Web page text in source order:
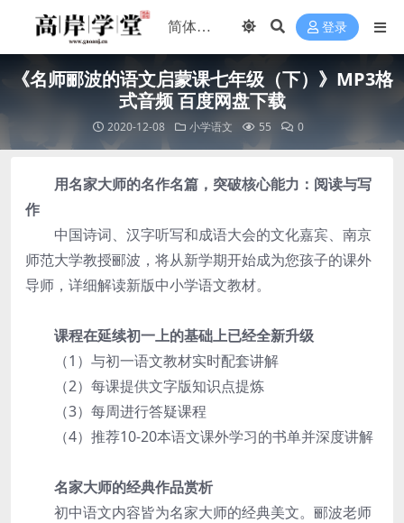
登录
《名师郦波的语文启蒙课七年级（下）》MP3格
式音频 百度网盘下载
2020-12-08 小学语文 55 0
用名家大师的名作名篇，突破核心能力：阅读与写
作
中国诗词、汉字听写和成语大会的文化嘉宾、南京
师范大学教授郦波，将从新学期开始成为您孩子的课外
导师，详细解读新版中小学语文教材。
课程在延续初一上的基础上已经全新升级
（1）与初一语文教材实时配套讲解
（2）每课提供文字版知识点提炼
（3）每周进行答疑课程
（4）推荐10-20本语文课外学习的书单并深度讲解
名家大师的经典作品赏析
初中语文内容皆为名家大师的经典美文。郦波老师